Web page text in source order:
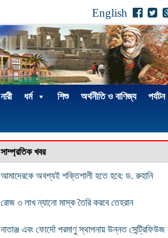
English
নারী ধর্ম শিশু অর্থনীতি ও বাণিজ্য পর্যটন
সাম্প্রতিক খবর
আমাদেরকে অবশ্যই শক্তিশালী হতে হবে: ড. রুহানি
রোজ ৩ লাখ ন্যানো মাস্ক তৈরি করবে তেহরান
নাতাঞ্জ এবং ফোর্দো পরমাণু স্থাপনায় উন্নত সেন্ট্রিফিউজ